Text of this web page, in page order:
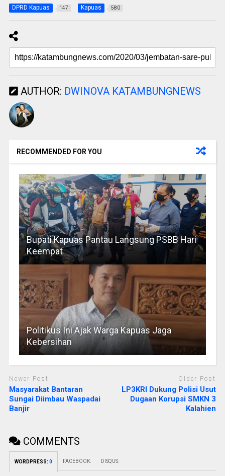
DPRD Kapuas 147 Kapuas 580
AUTHOR: DWINOVA KATAMBUNGNEWS
RECOMMENDED FOR YOU
Bupati Kapuas Pantau Langsung PSBB Hari
Keempat
Politikus Ini Ajak Warga Kapuas Jaga
Kebersihan
Newer Post
Masyarakat Bantaran
Sungai Diimbau Waspadai
Banjir
Older Post
LP3KRI Dukung Polisi Usut
Dugaan Korupsi SMKN 3
Kalahien
COMMENTS
WORDPRESS: 0 FACEBOOK: DISQUS: